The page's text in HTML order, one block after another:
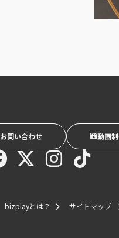
お問い合わせ 動画
bizplayとは？ サイトマップ